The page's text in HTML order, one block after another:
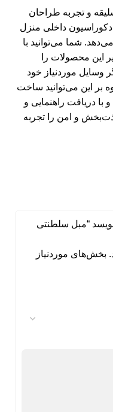
و تجربه طراحان
داخلی منزل
شما می‌توانید با
محصولات را
وسایل موردنیاز خود
بر این می‌‌توانید ساخت
با دریافت راهنمایی و
و امن را تجربه
“مبل سلطنتی
بخش‌های موردنیاز